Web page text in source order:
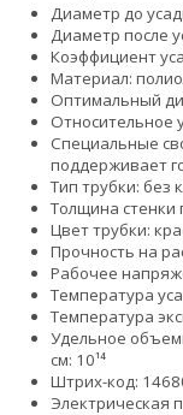
Диаметр до
Диаметр после
Коэффициент
Материал:
Оптимальный
Относительное
Специальные
поддерживает
Тип трубки: без
Толщина стенки
Цвет трубки:
Прочность на
Рабочее
Температура
Температура
Удельное
см: 10¹⁴
Штрих-код:
Электрическая